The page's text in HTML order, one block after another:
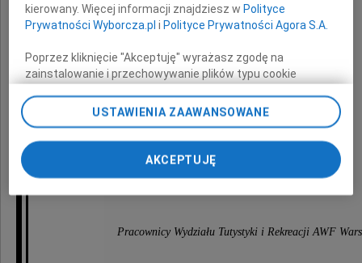
Uniwersytetu Rzeszowskiego
z powodu śmierci
Matki
Pracownicy Wydziału Tutystyki i Rekreacji AWF
kierowany. Więcej informacji znajdziesz w Polityce
Prywatności Wyborcza.pl i Polityce Prywatności Agora S.A.
Poprzez kliknięcie "Akceptuję" wyrażasz zgodę na
zainstalowanie i przechowywanie plików typu cookie
na Twoim urządzeniu końcowym. Możesz też w każdej
chwili zmienić swoje preferencje dot. plików cookie,
ponownie wywołując narzędzie do zarządzania Twoimi
preferencjami dot. przetwarzania danych poprzez
odnośnik „Ustawienia prywatności” w stopce serwisu i
USTAWIENIA ZAAWANSOWANE
AKCEPTUJĘ